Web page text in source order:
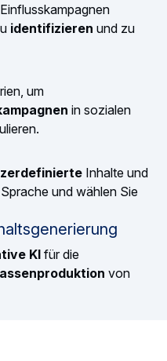
identifizieren und zu
um
in sozialen
Inhalte und
und wählen Sie
KI für die
von